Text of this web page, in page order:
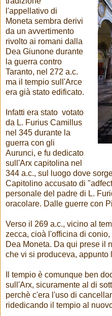
l'appellativo di
Moneta sembra derivi
da un avvertimento
rivolto ai romani dalla
Dea Giunone durante
la guerra contro
Taranto, nel 272 a.c.
ma il tempio sull'Arce
era già stato edificato.
Infatti era stato votato
da L. Furius Camillus
nel 345 durante la
guerra con gli
Aurunci, e fu dedicato
sull'Arx capitolina nel
344 a.c., sul luogo dove
Capitolino accusato di
personale del padre di L.
oracolare. Dalle guerre con
Verso il 269 a.c., vicino al
zecca, cioà l'officina di
Dea Moneta. Da qui prese il
che vi si produceva, appunto
Il tempio è comunque ben
sull'Arx, sicuramente al di
perchè c'era l'uso di
ridedicando il tempio al